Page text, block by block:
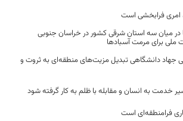
امری فرابخشی است
در میان سه استان شرقی کشور در خراسان جنوبی
ملی برای مرمت آسبادها
جهاد دانشگاهی تبدیل مزیت‌های منطقه‌ای به ثروت و
خدمت به انسان و مقابله با ظلم به کار گرفته شود
فرامنطقه‌ای است